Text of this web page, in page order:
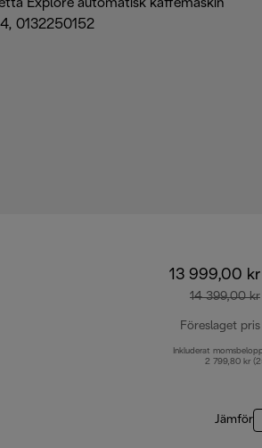
13 999,00 kr
14 399,00 kr
Föreslaget pris
Inkluderat
2 799,80 kr
Jämför